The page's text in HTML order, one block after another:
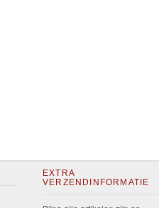
EXTRA
VERZENDINFORMATIE